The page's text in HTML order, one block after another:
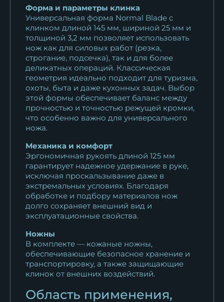
чёрный граб...
11 375₽
Нож Боец Elmax мельхиор
черный граб
22 091₽
Нож Боец булат мельхиор
черный граб...
20 881₽
Нож охотничий Боец дамаск
черный граб...
11 375₽
Нож Боец дамаск торцевой
черный граб
22 705₽
резная...
37 961₽
черный граб
Форма и параметры клинка
Универсальная форма Normal Blade с
клинком длиной 145 мм, шириной 25 мм и
толщиной 3,2 мм позволяет использовать
нож как для силовых работ (резка,
строгание, подсечка), так и для более
деликатных операций. Классическая
геометрия идеально подходит для туризма,
охоты, быта и даже кухонных задач. Выбор
этой формы обеспечивает баланс между
прочностью и точностью режущей кромки,
что особенно важно для универсального
ножа.
Механика и комфорт
Эргономичная рукоять длиной 125 мм
гарантирует надежное удержание в руке,
исключая проскальзывание даже в
экстремальных условиях. Благодаря
обработке и подбору материалов нож
долго сохраняет внешний вид и
эксплуатационные свойства.
Ножны
В комплекте — кожаные ножны,
обеспечивающие безопасное хранение и
транспортировку, а также защищающие
клинок от внешних воздействий.
Область применения,